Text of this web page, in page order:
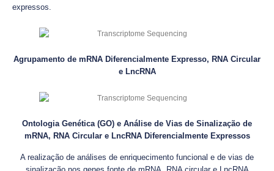
expressos.
Agrupamento de mRNA Diferencialmente Expresso, RNA Circular
e LncRNA
Ontologia Genética (GO) e Análise de Vias de Sinalização de
mRNA, RNA Circular e LncRNA Diferencialmente Expressos
A realização de análises de enriquecimento funcional e de vias de